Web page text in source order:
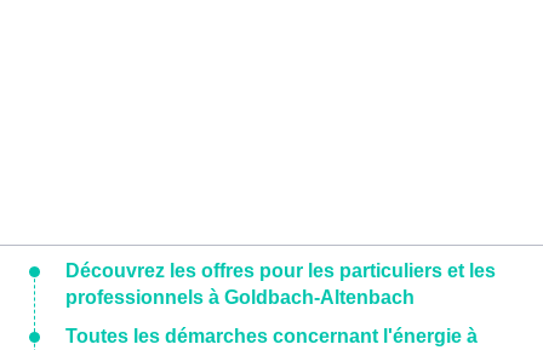
Découvrez les offres pour les particuliers et les
professionnels à Goldbach-Altenbach
Toutes les démarches concernant l'énergie à